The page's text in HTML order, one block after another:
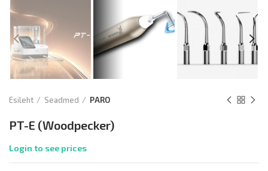
Esileht Seadmed PARO
PT-E (Woodpecker)
Login to see prices